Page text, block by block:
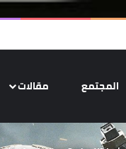
المجتمع مقالات